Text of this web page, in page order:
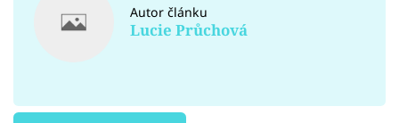
Autor článku
Lucie Průchová